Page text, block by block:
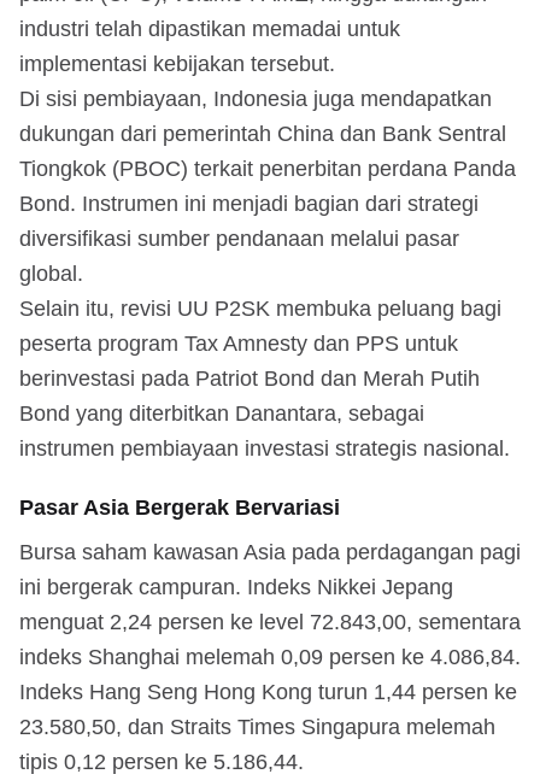
industri telah dipastikan memadai untuk
implementasi kebijakan tersebut.
Di sisi pembiayaan, Indonesia juga mendapatkan
dukungan dari pemerintah China dan Bank Sentral
Tiongkok (PBOC) terkait penerbitan perdana Panda
Bond. Instrumen ini menjadi bagian dari strategi
diversifikasi sumber pendanaan melalui pasar
global.
Selain itu, revisi UU P2SK membuka peluang bagi
peserta program Tax Amnesty dan PPS untuk
berinvestasi pada Patriot Bond dan Merah Putih
Bond yang diterbitkan Danantara, sebagai
instrumen pembiayaan investasi strategis nasional.
Pasar Asia Bergerak Bervariasi
Bursa saham kawasan Asia pada perdagangan pagi
ini bergerak campuran. Indeks Nikkei Jepang
menguat 2,24 persen ke level 72.843,00, sementara
indeks Shanghai melemah 0,09 persen ke 4.086,84.
Indeks Hang Seng Hong Kong turun 1,44 persen ke
23.580,50, dan Straits Times Singapura melemah
tipis 0,12 persen ke 5.186,44.